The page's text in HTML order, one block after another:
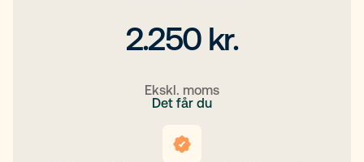
2.250 kr.
Ekskl. moms
Det får du